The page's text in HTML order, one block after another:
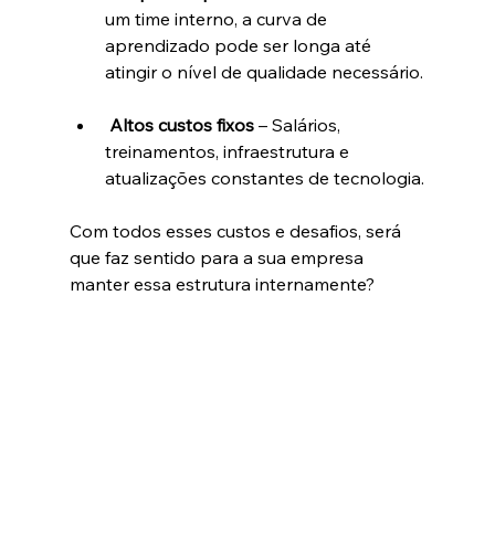
um time interno, a curva de
aprendizado pode ser longa até
atingir o nível de qualidade necessário.
Altos custos fixos – Salários,
treinamentos, infraestrutura e
atualizações constantes de tecnologia.
Com todos esses custos e desafios, será
que faz sentido para a sua empresa
manter essa estrutura internamente?